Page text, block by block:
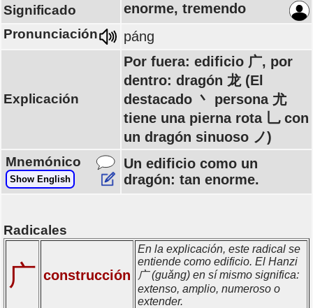
Significado enorme, tremendo
Pronunciación páng
Explicación
Por fuera: edificio 广, por
dentro: dragón 龙 (El
destacado 丶 persona 尤
tiene una pierna rota 乚 con
un dragón sinuoso ノ)
Mnemónico
Show English
Un edificio como un
dragón: tan enorme.
Radicales
广 construcción
En la explicación, este radical se
entiende como edificio. El Hanzi
广 (guǎng) en sí mismo significa:
extenso, amplio, numeroso o
extender.